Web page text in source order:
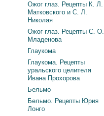
Ожог глаз. Рецепты К. Л.
Матковского и С. Л.
Николая
Ожог глаз. Рецепты С. О.
Младенова
Глаукома
Глаукома. Рецепты
уральского целителя
Ивана Прохорова
Бельмо
Бельмо. Рецепты Юрия
Лонго